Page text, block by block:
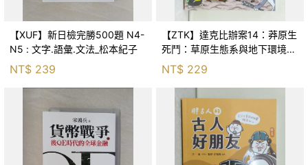
【XUF】新日檢完勝500題 N4-
N5 : 文字.語彙.文法_松本紀子
NT$ 239
【ZTK】達克比辦案14：莽原生
死鬥：草原生態系與地下環境的
生存適應_柯智元
NT$ 229